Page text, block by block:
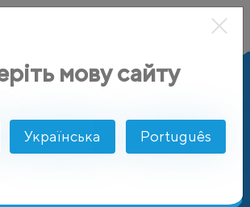
MTN Syria
мову сайту
Українська Português